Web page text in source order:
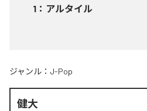
1 ： アルタイル
ジャンル： J-Pop
健大